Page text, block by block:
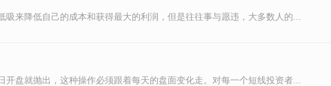
来降低自己的成本和获得最大的利润，但是往往事与愿违，大多数人的...
盘就抛出，这种操作必须跟着每天的盘面变化走。对每一个短线投资者...